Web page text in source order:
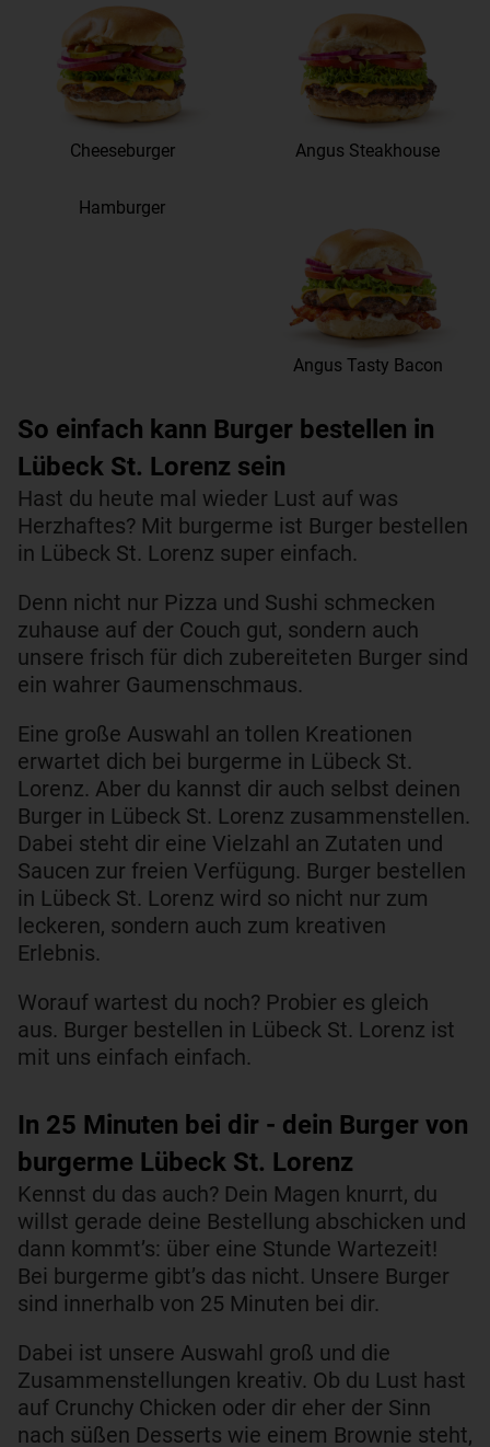
Cheeseburger Angus Steakhouse
Hamburger
Angus Tasty Bacon
So einfach kann Burger bestellen in
Lübeck St. Lorenz sein
Hast du heute mal wieder Lust auf was
Herzhaftes? Mit burgerme ist Burger bestellen
in Lübeck St. Lorenz super einfach.
Denn nicht nur Pizza und Sushi schmecken
zuhause auf der Couch gut, sondern auch
unsere frisch für dich zubereiteten Burger sind
ein wahrer Gaumenschmaus.
Eine große Auswahl an tollen Kreationen
erwartet dich bei burgerme in Lübeck St.
Lorenz. Aber du kannst dir auch selbst deinen
Burger in Lübeck St. Lorenz zusammenstellen.
Dabei steht dir eine Vielzahl an Zutaten und
Saucen zur freien Verfügung. Burger bestellen
in Lübeck St. Lorenz wird so nicht nur zum
leckeren, sondern auch zum kreativen
Erlebnis.
Worauf wartest du noch? Probier es gleich
aus. Burger bestellen in Lübeck St. Lorenz ist
mit uns einfach einfach.
In 25 Minuten bei dir - dein Burger von
burgerme Lübeck St. Lorenz
Kennst du das auch? Dein Magen knurrt, du
willst gerade deine Bestellung abschicken und
dann kommt’s: über eine Stunde Wartezeit!
Bei burgerme gibt’s das nicht. Unsere Burger
sind innerhalb von 25 Minuten bei dir.
Dabei ist unsere Auswahl groß und die
Zusammenstellungen kreativ. Ob du Lust hast
auf Crunchy Chicken oder dir eher der Sinn
nach süßen Desserts wie einem Brownie steht,